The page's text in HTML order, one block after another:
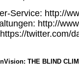
Service: http://
http://
twitter.com/
THE BLIND